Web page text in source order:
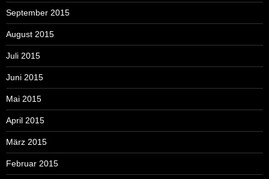
September 2015
August 2015
Juli 2015
Juni 2015
Mai 2015
April 2015
März 2015
Februar 2015